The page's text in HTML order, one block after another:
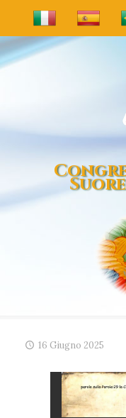
16 Giugno 2025